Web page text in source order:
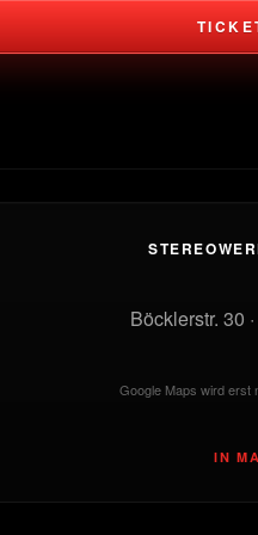
Böcklerstr. 30
Google Maps wird erst
IN